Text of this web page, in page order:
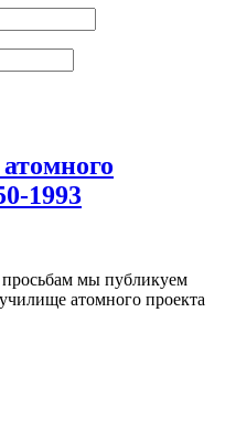
1993
мы публикуем
атомного проекта